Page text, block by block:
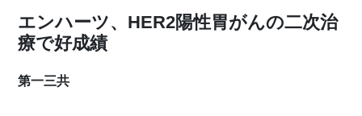
エンハーツ、HER2陽性胃がんの二次治
療で好成績
第一三共